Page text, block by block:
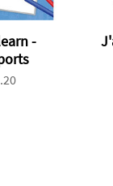
-